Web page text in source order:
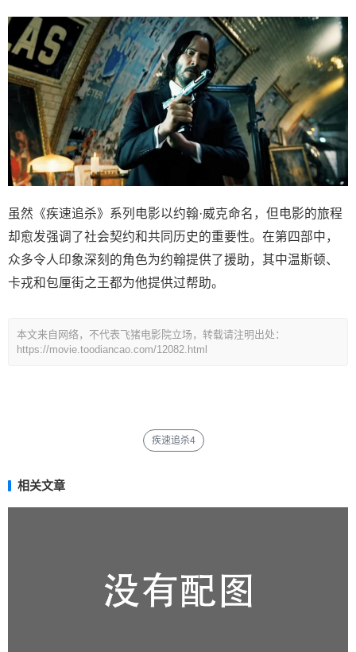
虽然《疾速追杀》系列电影以约翰·威克命名，但电影的旅程
却愈发强调了社会契约和共同历史的重要性。在第四部中，
众多令人印象深刻的角色为约翰提供了援助，其中温斯顿、
卡戎和包厘街之王都为他提供过帮助。
本文来自网络，不代表飞猪电影院立场，转载请注明出处：
https://movie.toodiancao.com/12082.html
疾速追杀4
相关文章